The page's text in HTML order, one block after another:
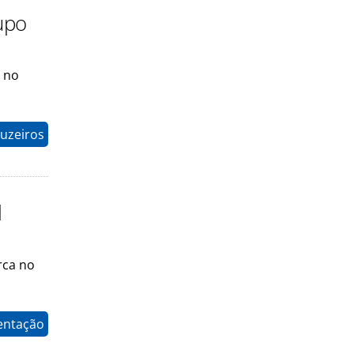
no
no